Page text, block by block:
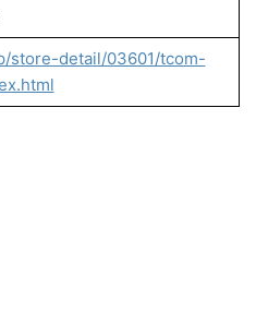
store-detail/03601/tcom-